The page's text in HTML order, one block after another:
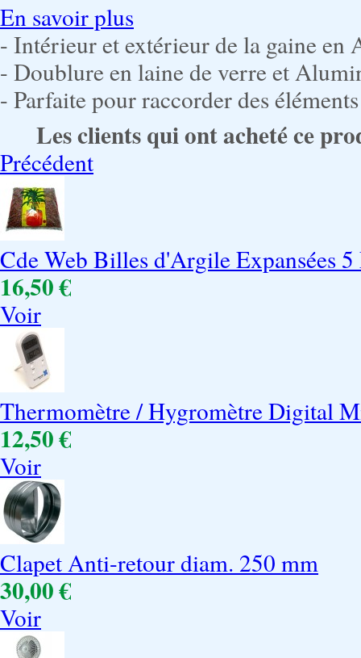
En savoir plus
- Intérieur et extérieur de la gaine en
- Doublure en laine de verre et
- Parfaite pour raccorder des
Les clients qui ont acheté ce
Précédent
Cde Web Billes d'Argile Expansées
16,50 €
Voir
Thermomètre / Hygromètre Digital
12,50 €
Voir
Clapet Anti-retour diam. 250 mm
30,00 €
Voir